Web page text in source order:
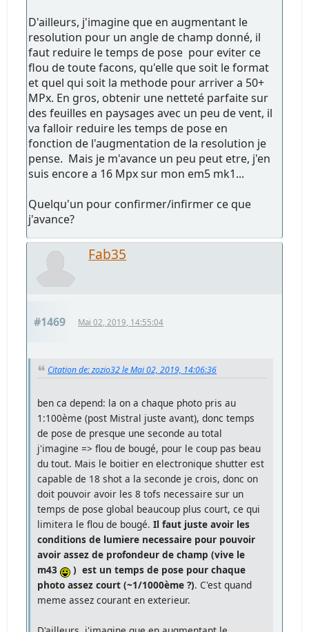
D'ailleurs, j'imagine que en augmentant le
resolution pour un angle de champ donné, il
faut reduire le temps de pose pour eviter ce
flou de toute facons, qu'elle que soit le format
et quel qui soit la methode pour arriver a 50+
MPx. En gros, obtenir une netteté parfaite sur
des feuilles en paysages avec un peu de vent, il
va falloir reduire les temps de pose en
fonction de l'augmentation de la resolution je
pense. Mais je m'avance un peu peut etre, j'en
suis encore a 16 Mpx sur mon em5 mk1...
Quelqu'un pour confirmer/infirmer ce que
j'avance?
Fab35
#1469 Mai 02, 2019, 14:55:04
Citation de: zozio32 le Mai 02, 2019, 14:06:36
ben ca depend: la on a chaque photo pris au
1:100ème (post Mistral juste avant), donc temps
de pose de presque une seconde au total
j'imagine => flou de bougé, pour le coup pas beau
du tout. Mais le boitier en electronique shutter est
capable de 18 shot a la seconde je crois, donc on
doit pouvoir avoir les 8 tofs necessaire sur un
temps de pose global beaucoup plus court, ce qui
limitera le flou de bougé.Il faut juste avoir les
conditions de lumiere necessaire pour pouvoir
avoir assez de profondeur de champ (vive le
m43
) est un temps de pose pour chaque
photo assez court (~1/1000ème ?). C'est quand
meme assez courant en exterieur.